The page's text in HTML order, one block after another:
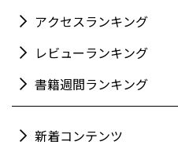
アクセスランキング
レビューランキング
書籍週間ランキング
新着コンテンツ